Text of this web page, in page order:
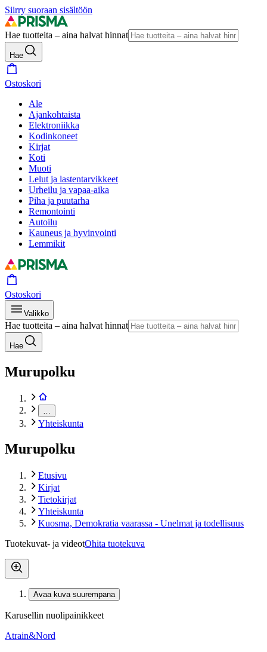
Siirry suoraan sisältöön
Hae tuotteita – aina halvat hinnat
Hae
Ostoskori
Ale
Ajankohtaista
Elektroniikka
Kodinkoneet
Kirjat
Koti
Muoti
Lelut ja lastentarvikkeet
Urheilu ja vapaa-aika
Piha ja puutarha
Remontointi
Autoilu
Kauneus ja hyvinvointi
Lemmikit
Ostoskori
Valikko
Hae tuotteita – aina halvat hinnat
Hae
Murupolku
Yhteiskunta
Murupolku
Etusivu
Kirjat
Tietokirjat
Yhteiskunta
Kuosma, Demokratia vaarassa - Unelmat ja todellisuus
Tuotekuvat- ja videotOhita tuotekuva
Avaa kuva suurempana
Karusellin nuolipainikkeet
Atrain&Nord